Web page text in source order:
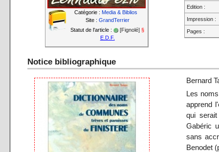
Catégorie : Media & Biblios
Site : GrandTerrier
Statut de l'article :
[Fignolé]§
E.D.F.
Edition :
Impression :
Pages :
Notice bibliographique
Bernard
Les
apprend
qui
Gabéric
sans
Benodet